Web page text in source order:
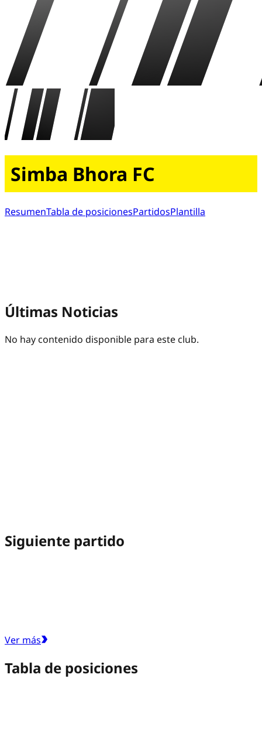
Simba Bhora FC
ResumenTabla de posicionesPartidosPlantilla
Últimas Noticias
No hay contenido disponible para este club.
Siguiente partido
Ver más
Tabla de posiciones